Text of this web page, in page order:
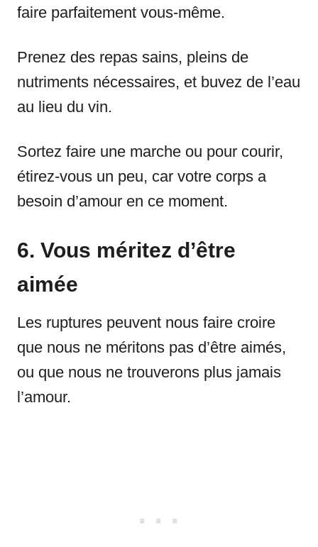
faire parfaitement vous-même.
Prenez des repas sains, pleins de
nutriments nécessaires, et buvez de l’eau
au lieu du vin.
Sortez faire une marche ou pour courir,
étirez-vous un peu, car votre corps a
besoin d’amour en ce moment.
6. Vous méritez d’être
aimée
Les ruptures peuvent nous faire croire
que nous ne méritons pas d’être aimés,
ou que nous ne trouverons plus jamais
l’amour.